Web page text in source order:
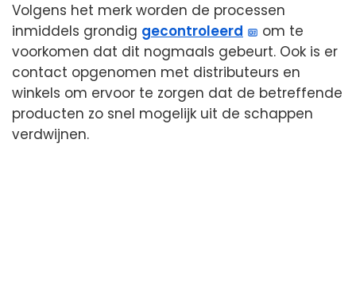
Volgens het merk worden de processen
inmiddels grondig gecontroleerd
om te
voorkomen dat dit nogmaals gebeurt. Ook is er
contact opgenomen met distributeurs en
winkels om ervoor te zorgen dat de betreffende
producten zo snel mogelijk uit de schappen
verdwijnen.